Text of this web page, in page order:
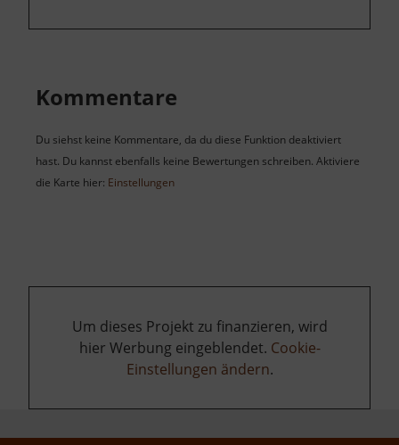
Kommentare
Du siehst keine Kommentare, da du diese Funktion deaktiviert
hast. Du kannst ebenfalls keine Bewertungen schreiben. Aktiviere
die Karte hier: Einstellungen
Um dieses Projekt zu finanzieren, wird
hier Werbung eingeblendet. Cookie-
Einstellungen ändern.